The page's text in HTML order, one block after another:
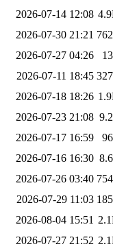
2026-07-14 12:08
2026-07-30 21:21
2026-07-27 04:26
2026-07-11 18:45
2026-07-18 18:26
2026-07-23 21:08
2026-07-17 16:59
2026-07-16 16:30
2026-07-26 03:40
2026-07-29 11:03
2026-08-04 15:51
2026-07-27 21:52